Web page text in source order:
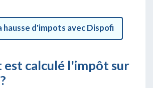
hausse d'impots avec Dispofi
est calculé l'impôt sur